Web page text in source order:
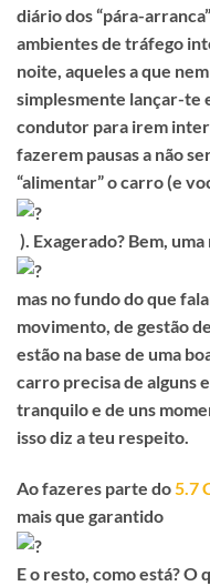
diário dos “pára-
ambientes de tráfego
noite, aqueles a que
simplesmente lançar-te
condutor para irem
fazerem pausas a não
“alimentar” o carro (e
). Exagerado? Bem,
mas no fundo do que
movimento, de gestão
estão na base de uma
carro precisa de alguns
tranquilo e de uns
isso diz a teu respeito.
Ao fazeres parte do5.7
mais que garantido
E o resto, como está? O